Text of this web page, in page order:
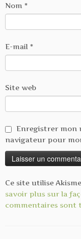
Nom *
E-mail *
Site web
Enregistrer mon
navigateur pour
Ce site utilise
savoir plus sur la
commentaires sont